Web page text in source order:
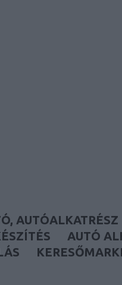
AUTÓALKATRÉSZ
AUTÓ